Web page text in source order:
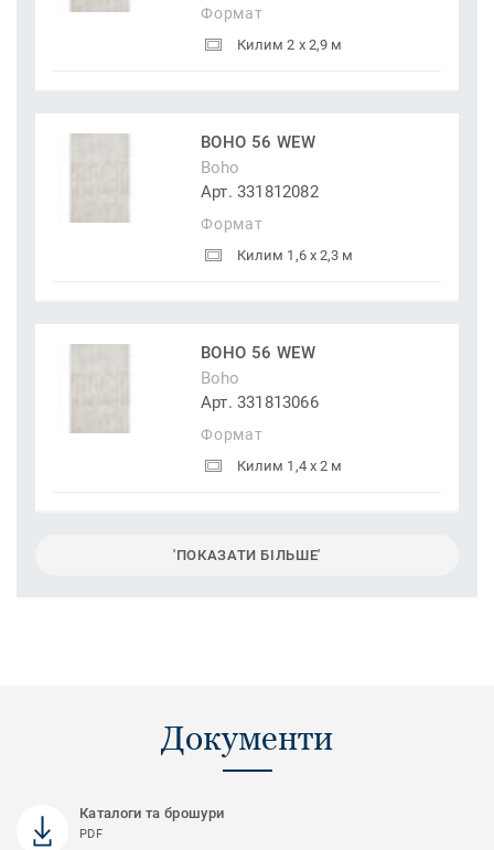
Формат
Килим 2 x 2,9 м
BOHO 56 WEW
Boho
Арт. 331812082
Формат
Килим 1,6 x 2,3 м
BOHO 56 WEW
Boho
Арт. 331813066
Формат
Килим 1,4 x 2 м
'ПОКАЗАТИ БІЛЬШЕ'
Документи
Каталоги та брошури
PDF